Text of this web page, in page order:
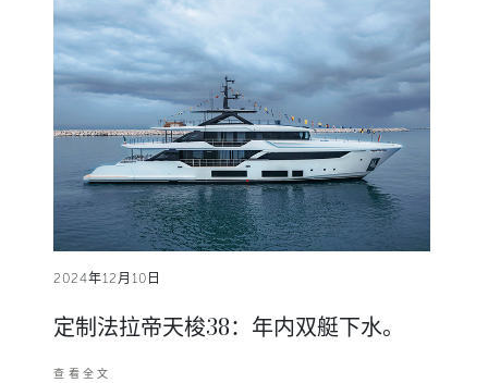
2024年12月10日
定制法拉帝天梭38：年内双艇下水。
查看全文